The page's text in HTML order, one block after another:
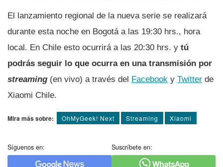
El lanzamiento regional de la nueva serie se realizará
durante esta noche en Bogotá a las 19:30 hrs., hora
local. En Chile esto ocurrirá a las 20:30 hrs. y tú
podrás seguir lo que ocurra en una transmisión por
streaming (en vivo) a través del Facebook y Twitter de
Xiaomi Chile.
Mira más sobre: OhMyGeek! Next Streaming Xiaomi
Síguenos en: Suscríbete en: